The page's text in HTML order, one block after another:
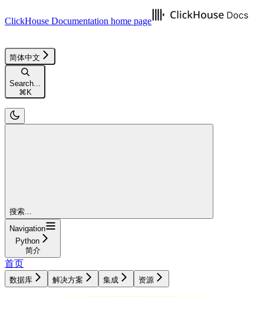
ClickHouse Documentation home page
简体中文
Search...
⌘ K
搜索...
Navigation
Python
简介
首页
数据库 解决方案 集成 资源